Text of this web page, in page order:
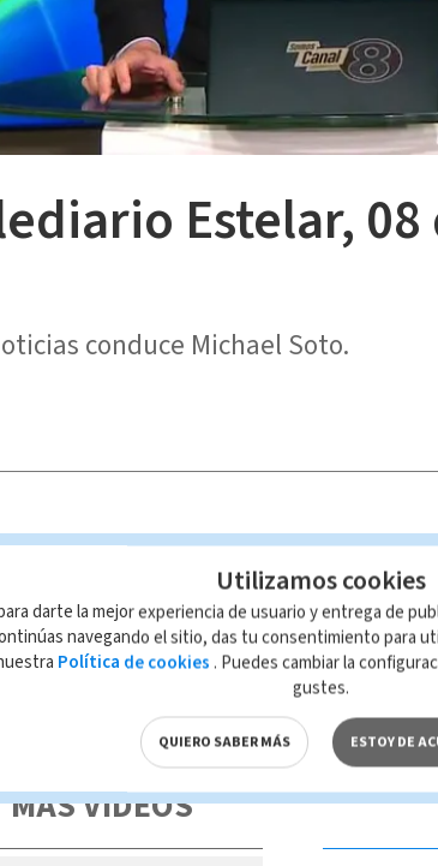
Estelar,
conduce Michael Soto.
de esta página, mismo que es propiedad de
con las leyes aplicables.
MÁS VIDEOS
Utilizamos cookies
darte la mejor experiencia de usuario y entrega de
navegando el sitio, das tu consentimiento para
Política de cookies . Puedes cambiar la
gustes.
QUIERO SABER MÁS ESTOY DE